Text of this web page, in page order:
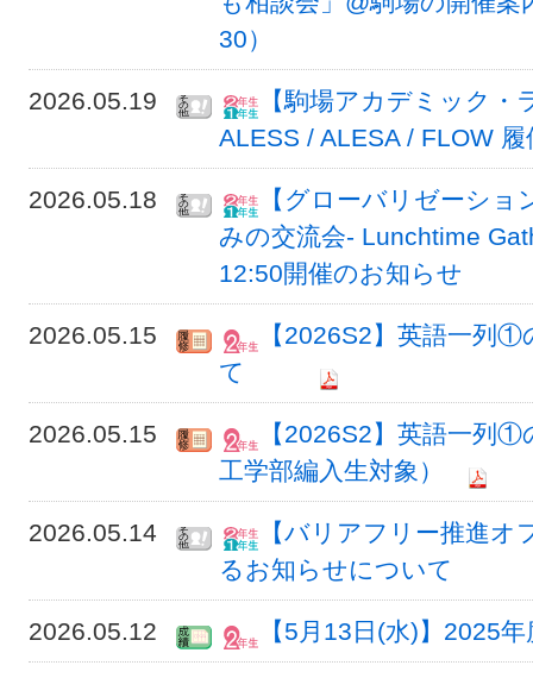
30）
2026.05.19
【駒場アカデミック
ALESS / ALESA / FLOW
2026.05.18
【グローバリゼーシ
みの交流会- Lunchtime
12:50開催のお知らせ
2026.05.15
【2026S2】英語一列
て
2026.05.15
【2026S2】英語一列
工学部編入生対象）
2026.05.14
【バリアフリー推進
るお知らせについて
2026.05.12 【5月13日(水)】2025